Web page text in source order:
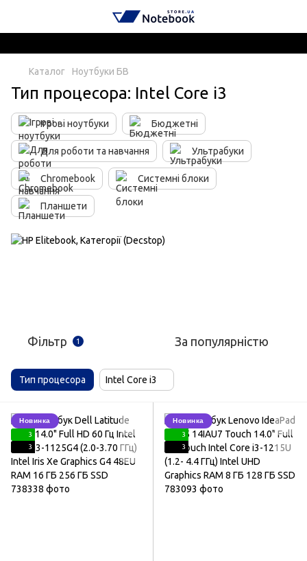
Каталог Ноутбуки БВ
Тип процесора: Intel Core i3
Ігрові ноутбуки Бюджетні
Для роботи та навчання Ультрабуки
Chromebook Системні блоки
Планшети
Фільтр 1 За популярністю
Тип процесора Intel Core i3
Новинка
3
3
Новинка
3
3